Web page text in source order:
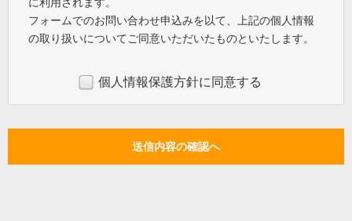
フォームでのお問い合わせ申込みを以て、上記の個人情報
の取り扱いについてご同意いただいたものといたします。
個人情報保護方針に同意する